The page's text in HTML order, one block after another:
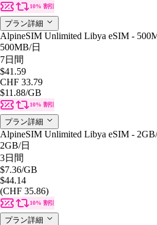
10% 割引
プラン詳細
AlpineSIM Unlimited Libya eSIM -
500MB/日
7日間
$41.59
CHF 33.79
$11.88/GB
10% 割引
プラン詳細
AlpineSIM Unlimited Libya eSIM -
2GB/日
3日間
$7.36/GB
$44.14
(CHF 35.86)
10% 割引
プラン詳細